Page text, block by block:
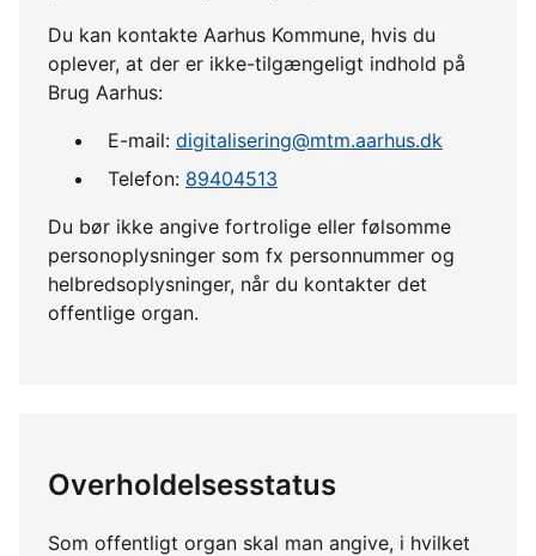
Du kan kontakte Aarhus Kommune, hvis du
oplever, at der er ikke-tilgængeligt indhold på
Brug Aarhus:
E-mail: digitalisering@mtm.aarhus.dk
Telefon: 89404513
Du bør ikke angive fortrolige eller følsomme
personoplysninger som fx personnummer og
helbredsoplysninger, når du kontakter det
offentlige organ.
Overholdelsesstatus
Som offentligt organ skal man angive, i hvilket